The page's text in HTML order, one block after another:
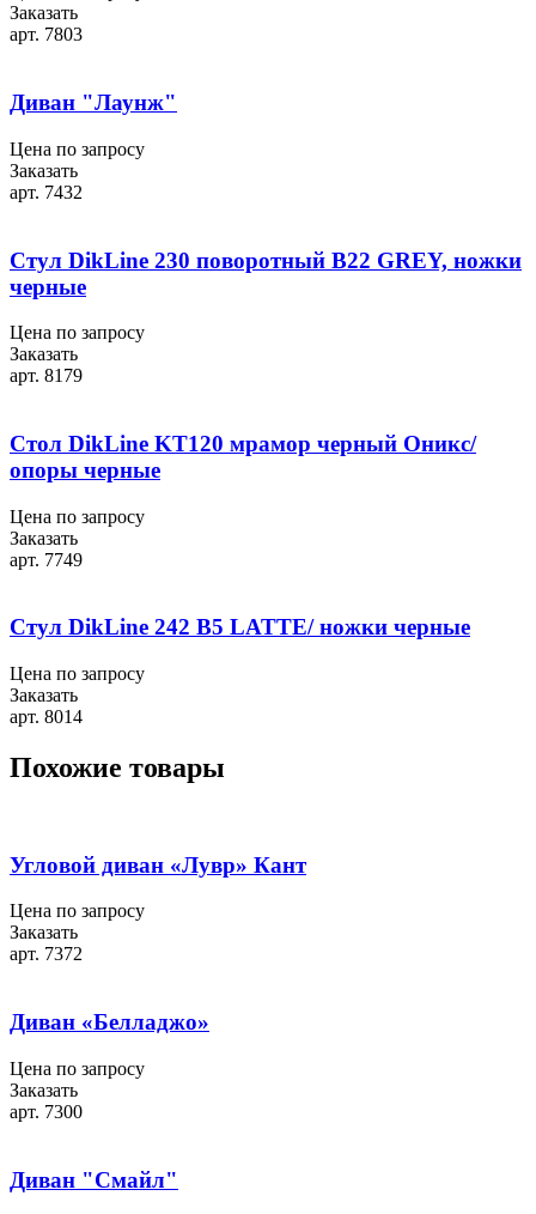
Заказать
арт. 7803
Диван "Лаунж"
Цена по запросу
Заказать
арт. 7432
Стул DikLine 230 поворотный B22 GREY, ножки
черные
Цена по запросу
Заказать
арт. 8179
Стол DikLine KT120 мрамор черный Оникс/
опоры черные
Цена по запросу
Заказать
арт. 7749
Стул DikLine 242 B5 LATTE/ ножки черные
Цена по запросу
Заказать
арт. 8014
Похожие товары
Угловой диван «Лувр» Кант
Цена по запросу
Заказать
арт. 7372
Диван «Белладжо»
Цена по запросу
Заказать
арт. 7300
Диван "Смайл"